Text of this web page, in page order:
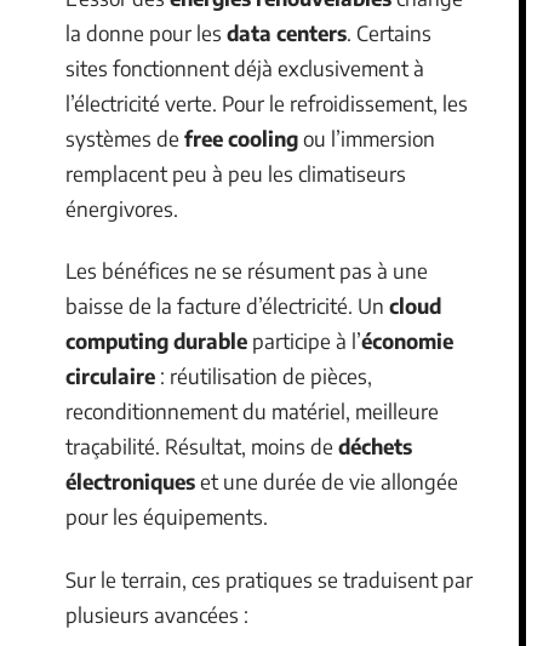
la donne pour les data centers. Certains
sites fonctionnent déjà exclusivement à
l’électricité verte. Pour le refroidissement, les
systèmes de free coolingou l’immersion
remplacent peu à peu les climatiseurs
énergivores.
Les bénéfices ne se résument pas à une
baisse de la facture d’électricité. Un cloud
computing durable participe à l’économie
circulaire : réutilisation de pièces,
reconditionnement du matériel, meilleure
traçabilité. Résultat, moins de déchets
électroniqueset une durée de vie allongée
pour les équipements.
Sur le terrain, ces pratiques se traduisent par
plusieurs avancées :